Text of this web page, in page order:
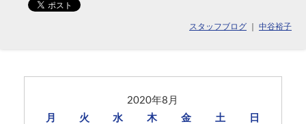
スタッフブログ 中谷裕子
2020年8月
月
火 水 木 金 土
日